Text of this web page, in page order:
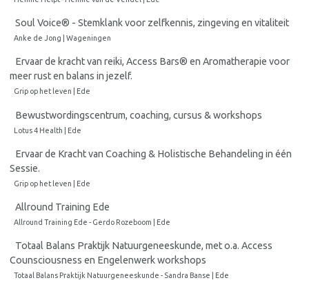
Soul Voice® - Stemklank voor zelfkennis, zingeving en vitaliteit
Anke de Jong | Wageningen
Ervaar de kracht van reiki, Access Bars® en Aromatherapie voor
meer rust en balans in jezelf.
Grip op het leven | Ede
Bewustwordingscentrum, coaching, cursus & workshops
Lotus 4 Health | Ede
Ervaar de Kracht van Coaching & Holistische Behandeling in één
Sessie.
Grip op het leven | Ede
Allround Training Ede
Allround Training Ede - Gerdo Rozeboom | Ede
Totaal Balans Praktijk Natuurgeneeskunde, met o.a. Access
Counsciousness en Engelenwerk workshops
Totaal Balans Praktijk Natuurgeneeskunde - Sandra Banse | Ede